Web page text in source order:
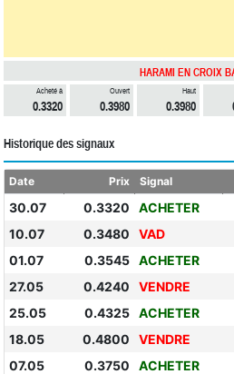
HARAMI EN CROIX
Acheté à
0.3320
Ouvert
0.3980
Haut
0.3980
Historique des signaux
Date Prix Signal
30.07 0.3320 ACHETER
10.07
0.3480 VAD
01.07
0.3545 ACHETER
27.05
0.4240 VENDRE
25.05
0.4325 ACHETER
18.05
0.4800 VENDRE
07.05
0.3750 ACHETER